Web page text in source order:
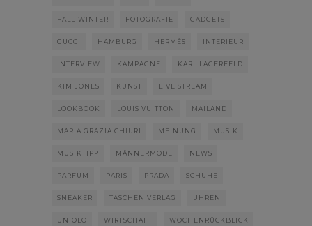
FALL-WINTER FOTOGRAFIE GADGETS
GUCCI HAMBURG HERMÈS INTERIEUR
INTERVIEW KAMPAGNE KARL LAGERFELD
KIM JONES KUNST LIVE STREAM
LOOKBOOK LOUIS VUITTON MAILAND
MARIA GRAZIA CHIURI MEINUNG MUSIK
MUSIKTIPP MÄNNERMODE NEWS
PARFUM PARIS PRADA SCHUHE
SNEAKER TASCHEN VERLAG UHREN
UNIQLO WIRTSCHAFT WOCHENRÜCKBLICK